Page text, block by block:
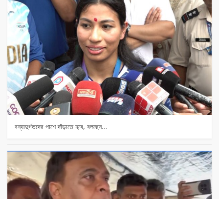
বন্যাদুর্গতদের পাশে দাঁড়াতে হবে, বলছেন…